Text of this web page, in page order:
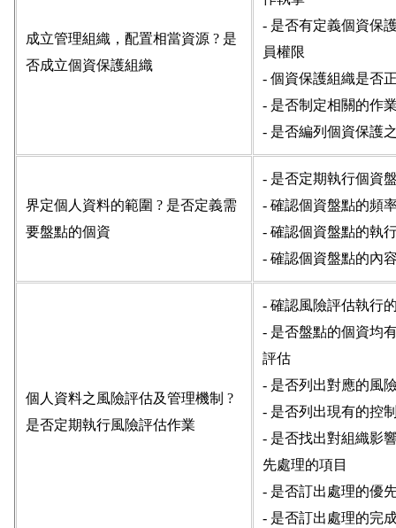
成立管理組織，配置相當資源 ? 是
否成立個資保護組織
- 是否有定義個資保
員權限
- 個資保護組織是否
- 是否制定相關的作
- 是否編列個資保護
界定個人資料的範圍 ? 是否定義需
要盤點的個資
- 是否定期執行個資
- 確認個資盤點的頻
- 確認個資盤點的執
- 確認個資盤點的內
個人資料之風險評估及管理機制 ?
是否定期執行風險評估作業
- 確認風險評估執行
- 是否盤點的個資均
評估
- 是否列出對應的風
- 是否列出現有的控
- 是否找出對組織影
先處理的項目
- 是否訂出處理的優
- 是否訂出處理的完